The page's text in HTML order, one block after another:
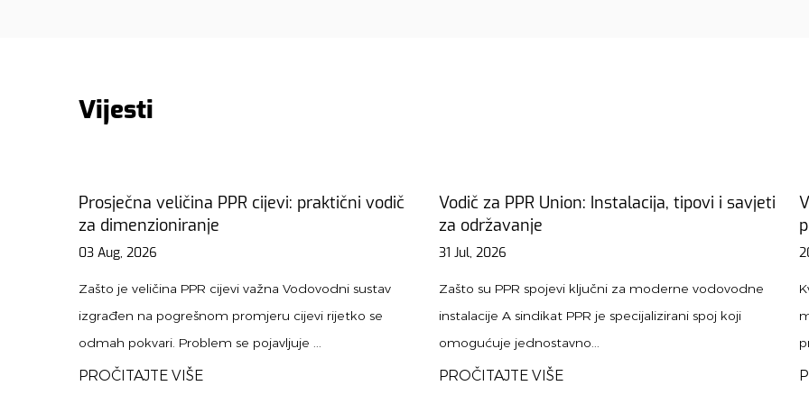
Vijesti
vodič
Vodič za PPR Union: Instalacija, tipovi i savjeti
za održavanje
31 Jul, 2026
Zašto su PPR spojevi ključni za moderne vodovodne
instalacije A sindikat PPR je specijalizirani spoj koji
omogućuje jednostavno...
PROČITAJTE VIŠE
Vodič za materijale cijevi: Kako odabrati
pravu vrstu za svoj projekt
20 Jul, 2026
Kvar cijevi rijetko dolazi zbog loše sreće. Dolazi od
materijala odabranog za pogrešan posao - bakra koji
prolazi kroz kiselo tlo, PVC-a koji je...
PROČITAJTE VIŠE